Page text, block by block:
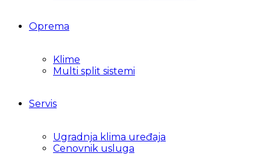
Oprema
Klime
Multi split sistemi
Servis
Ugradnja klima uređaja
Cenovnik usluga